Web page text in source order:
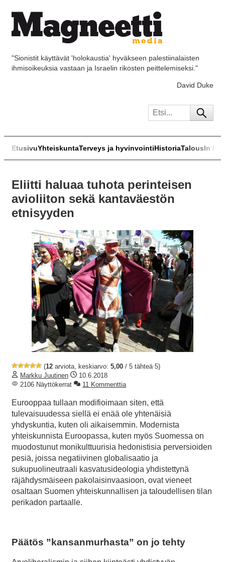
"Sionistit käyttävät 'holokaustia' hyväkseen palestiinalaisten
ihmisoikeuksia vastaan ja Israelin rikosten peittelemiseksi."
David Duke
EtusivuYhteiskuntaTerveys ja hyvinvointiHistoriaTalousIn
Eliitti haluaa tuhota perinteisen
avioliiton sekä kantaväestön
etnisyyden
(12 arviota, keskiarvo: 5,00 / 5 tähteä 5)
Markku Juutinen
10.6.2018
2106 Näyttökerrat
11 Kommenttia
Eurooppaa tullaan modifioimaan siten, että
tulevaisuudessa siellä ei enää ole yhtenäisiä
yhdyskuntia, kuten oli aikaisemmin. Modernista
yhteiskunnista Euroopassa, kuten myös Suomessa on
muodostunut monikulttuurisia hedonistisia perversioiden
pesiä, joissa negatiivinen globalisaatio ja
sukupuolineutraali kasvatusideologia yhdistettynä
räjähdysmäiseen pakolaisinvaasioon, ovat vieneet
osaltaan Suomen yhteiskunnallisen ja taloudellisen tilan
perikadon partaalle.
Päätös ”kansanmurhasta” on jo tehty